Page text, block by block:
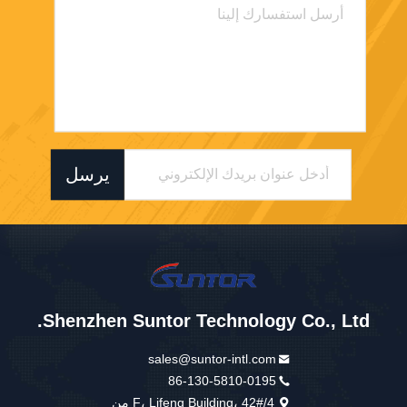
يرسل
Shenzhen Suntor Technology Co., Ltd.
sales@suntor-intl.com
86-130-5810-0195
4/F، Lifeng Building، 42# من